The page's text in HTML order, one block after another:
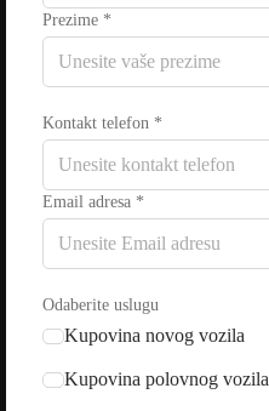
Prezime *
Kontakt telefon *
Email adresa *
Odaberite uslugu
Kupovina novog vozila
Kupovina polovnog vozila